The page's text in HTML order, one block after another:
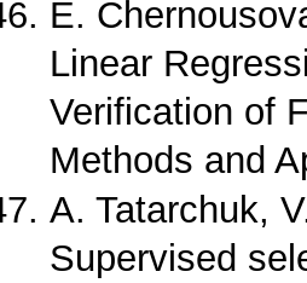
E.
Linear
Verification of
Methods and
A. Tatarchuk,
Supervised